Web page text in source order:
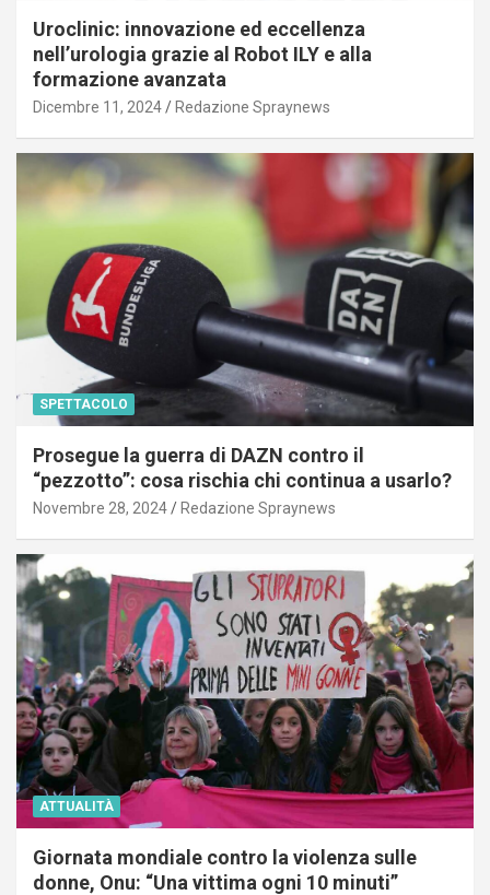
Uroclinic: innovazione ed eccellenza
nell’urologia grazie al Robot ILY e alla
formazione avanzata
Dicembre 11, 2024 Redazione Spraynews
SPETTACOLO
Prosegue la guerra di DAZN contro il
“pezzotto”: cosa rischia chi continua a usarlo?
Novembre 28, 2024 Redazione Spraynews
ATTUALITÀ
Giornata mondiale contro la violenza sulle
donne, Onu: “Una vittima ogni 10 minuti”